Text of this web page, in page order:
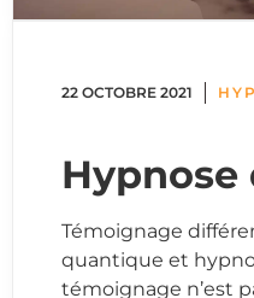
22 OCTOBRE 2021
Témoignage
quantique et
témoignage n’est